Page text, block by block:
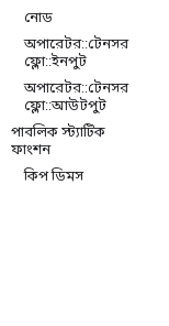
নোড
অপারেটর::টেনসর
ফ্লো::ইনপুট
অপারেটর::টেনসর
ফ্লো::আউটপুট
পাবলিক স্ট্যাটিক
ফাংশন
কিপ ডিমস